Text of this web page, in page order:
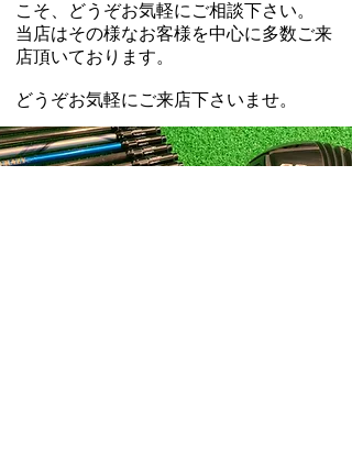
こそ、どうぞお気軽にご相談下さい。
​当店はその様なお客様を中心に多数ご来
店頂いております。
どうぞお気軽にご来店下さいませ。​